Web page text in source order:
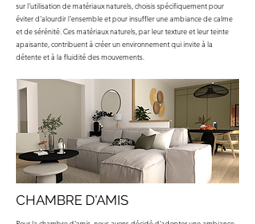
sur l'utilisation de matériaux naturels, choisis spécifiquement pour
éviter d'alourdir l'ensemble et pour insuffler une ambiance de calme
et de sérénité. Ces matériaux naturels, par leur texture et leur teinte
apaisante, contribuent à créer un environnement qui invite à la
détente et à la fluidité des mouvements.
CHAMBRE D'AMIS